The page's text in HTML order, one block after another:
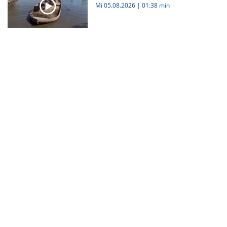
Mi 05.08.2026 | 01:38 min